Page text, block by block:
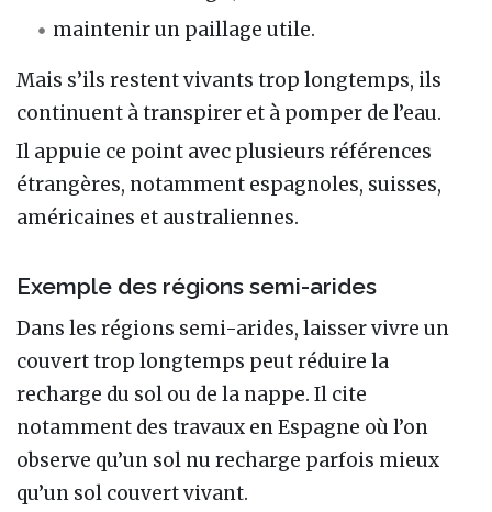
maintenir un paillage utile.
Mais s’ils restent vivants trop longtemps, ils
continuent à transpirer et à pomper de l’eau.
Il appuie ce point avec plusieurs références
étrangères, notamment espagnoles, suisses,
américaines et australiennes.
Exemple des régions semi-arides
Dans les régions semi-arides, laisser vivre un
couvert trop longtemps peut réduire la
recharge du sol ou de la nappe. Il cite
notamment des travaux en Espagne où l’on
observe qu’un sol nu recharge parfois mieux
qu’un sol couvert vivant.